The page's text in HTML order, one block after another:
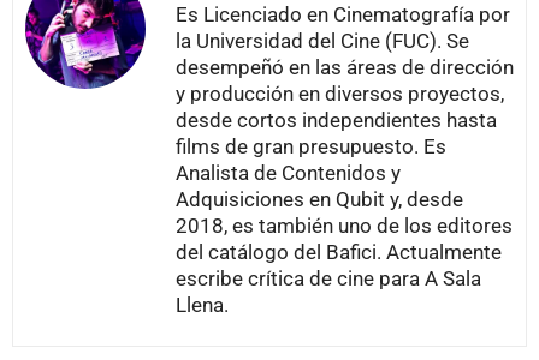
Es Licenciado en Cinematografía por
la Universidad del Cine (FUC). Se
desempeñó en las áreas de dirección
y producción en diversos proyectos,
desde cortos independientes hasta
films de gran presupuesto. Es
Analista de Contenidos y
Adquisiciones en Qubit y, desde
2018, es también uno de los editores
del catálogo del Bafici. Actualmente
escribe crítica de cine para A Sala
Llena.